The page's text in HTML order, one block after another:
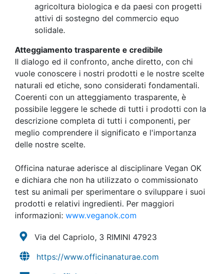
agricoltura biologica e da paesi con progetti
attivi di sostegno del commercio equo
solidale.
Atteggiamento trasparente e credibile
Il dialogo ed il confronto, anche diretto, con chi
vuole conoscere i nostri prodotti e le nostre scelte
naturali ed etiche, sono considerati fondamentali.
Coerenti con un atteggiamento trasparente, è
possibile leggere le schede di tutti i prodotti con la
descrizione completa di tutti i componenti, per
meglio comprendere il significato e l'importanza
delle nostre scelte.
Officina naturae aderisce al disciplinare Vegan OK
e dichiara che non ha utilizzato o commissionato
test su animali per sperimentare o sviluppare i suoi
prodotti e relativi ingredienti. Per maggiori
informazioni: www.veganok.com
Via del Capriolo, 3 RIMINI 47923
https://www.officinanaturae.com